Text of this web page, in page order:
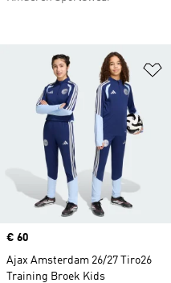
Price
€ 60
Ajax Amsterdam 26/27 Tiro26
Training Broek Kids